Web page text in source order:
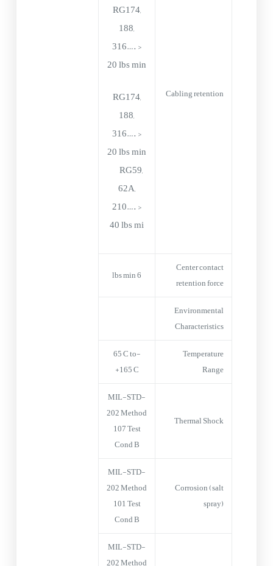
Cabling retention
RG174,
188,
316…. >
20 lbs min
RG174,
188,
316…. >
20 lbs min
RG59,
62A,
210…. >
40 lbs mi
Center contact
retention force
6 lbs min
Environmental
Characteristics
Temperature
Range
-65°C to
+165°C
Thermal Shock
MIL-STD-
202 Method
107 Test
Cond B
Corrosion (salt
spray)
MIL-STD-
202 Method
101 Test
Cond B
MIL-STD-
202 Method